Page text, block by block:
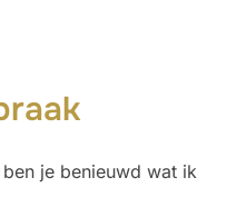
je benieuwd wat ik